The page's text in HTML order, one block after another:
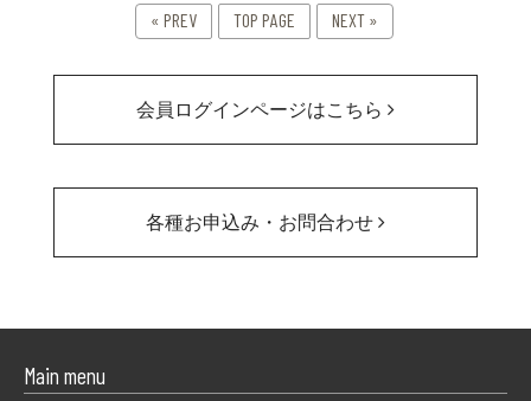
« PREV TOP PAGE NEXT »
会員ログインページはこちら
各種お申込み・お問合わせ
Main menu